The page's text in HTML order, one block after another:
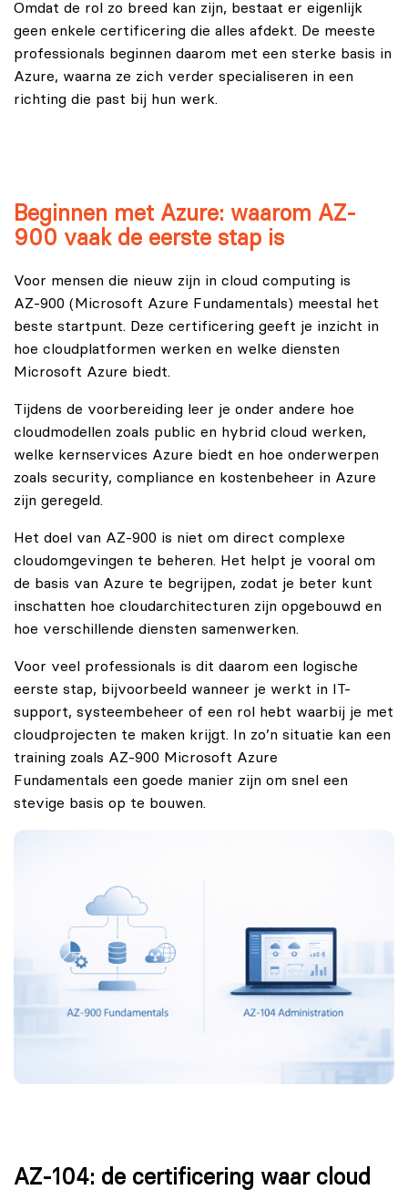
Omdat de rol zo breed kan zijn, bestaat er eigenlijk
geen enkele certificering die alles afdekt. De meeste
professionals beginnen daarom met een sterke basis in
Azure, waarna ze zich verder specialiseren in een
richting die past bij hun werk.
Beginnen met Azure: waarom AZ-
900 vaak de eerste stap is
Voor mensen die nieuw zijn in cloud computing is
AZ-900 (Microsoft Azure Fundamentals) meestal het
beste startpunt. Deze certificering geeft je inzicht in
hoe cloudplatformen werken en welke diensten
Microsoft Azure biedt.
Tijdens de voorbereiding leer je onder andere hoe
cloudmodellen zoals public en hybrid cloud werken,
welke kernservices Azure biedt en hoe onderwerpen
zoals security, compliance en kostenbeheer in Azure
zijn geregeld.
Het doel van AZ-900 is niet om direct complexe
cloudomgevingen te beheren. Het helpt je vooral om
de basis van Azure te begrijpen, zodat je beter kunt
inschatten hoe cloudarchitecturen zijn opgebouwd en
hoe verschillende diensten samenwerken.
Voor veel professionals is dit daarom een logische
eerste stap, bijvoorbeeld wanneer je werkt in IT-
support, systeembeheer of een rol hebt waarbij je met
cloudprojecten te maken krijgt. In zo’n situatie kan een
training zoals AZ-900 Microsoft Azure
Fundamentals een goede manier zijn om snel een
stevige basis op te bouwen.
AZ-104: de certificering waar cloud